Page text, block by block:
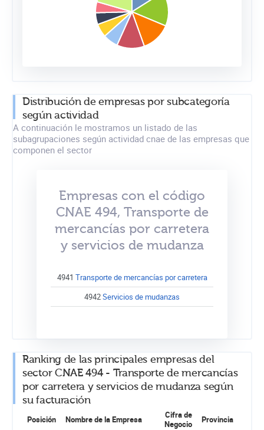
Distribución de empresas por subcategoría
según actividad
A continuación le mostramos un listado de las
subagrupaciones según actividad cnae de las empresas que
componen el sector
Empresas con el código
CNAE 494, Transporte de
mercancías por carretera
y servicios de mudanza
4941 Transporte de mercancías por carretera
4942Servicios de mudanzas
Ranking de las principales empresas del
sector CNAE 494 - Transporte de mercancías
por carretera y servicios de mudanza según
su facturación
Posición Nombre de la Empresa
Cifra de
Negocio
Provincia